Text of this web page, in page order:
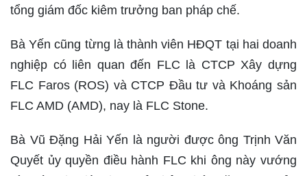
tổng giám đốc kiêm trưởng ban pháp chế.
Bà Yến cũng từng là thành viên HĐQT tại hai doanh
nghiệp có liên quan đến FLC là CTCP Xây dựng
FLC Faros (ROS) và CTCP Đầu tư và Khoáng sản
FLC AMD (AMD), nay là FLC Stone.
Bà Vũ Đặng Hải Yến là người được ông Trịnh Văn
Quyết ủy quyền điều hành FLC khi ông này vướng